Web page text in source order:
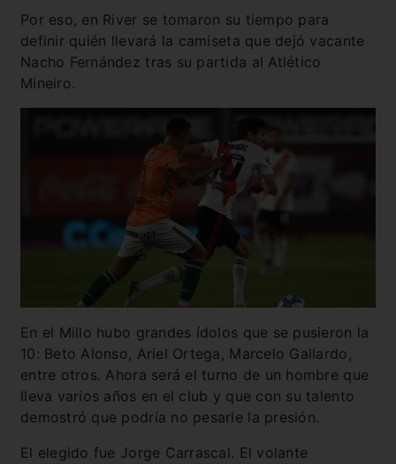
Por eso, en River se tomaron su tiempo para
definir quién llevará la camiseta que dejó vacante
Nacho Fernández tras su partida al Atlético
Mineiro.
En el Millo hubo grandes ídolos que se pusieron la
10: Beto Alonso, Ariel Ortega, Marcelo Gallardo,
entre otros. Ahora será el turno de un hombre que
lleva varios años en el club y que con su talento
demostró que podría no pesarle la presión.
El elegido fue Jorge Carrascal. El volante